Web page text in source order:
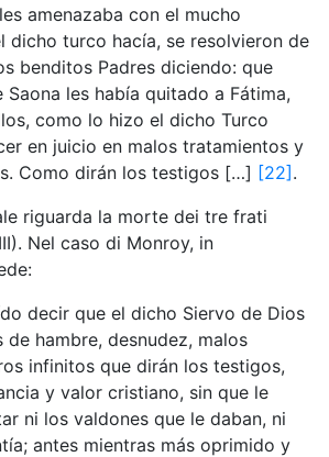
amenazaba con el mucho
dicho turco hacía, se resolvieron de
benditos Padres diciendo: que
Saona les había quitado a Fátima,
como lo hizo el dicho Turco
en juicio en malos tratamientos y
Como dirán los testigos […] [22] .
riguarda la morte dei tre frati
Nel caso di Monroy, in
decir que el dicho Siervo de Dios
hambre, desnudez, malos
infinitos que dirán los testigos,
y valor cristiano, sin que le
ni los valdones que le daban, ni
antes mientras más oprimido y